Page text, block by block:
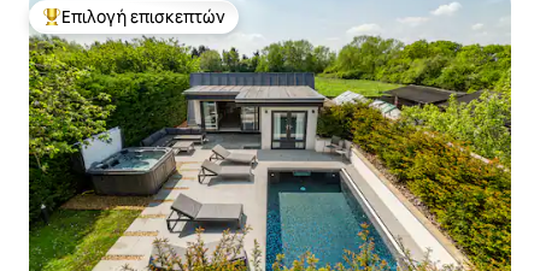
Κορυφαία επιλογή επισκεπτών
Επιλογή επισκεπτών